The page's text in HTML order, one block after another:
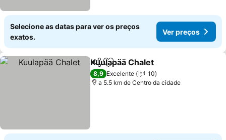
Selecione as datas para ver os preços
exatos.
Ver preços
PartilharAdicionar aos favoritos
Kuulapää Chalet
8,9 Excelente
10
a 5.5 km de Centro da cidade